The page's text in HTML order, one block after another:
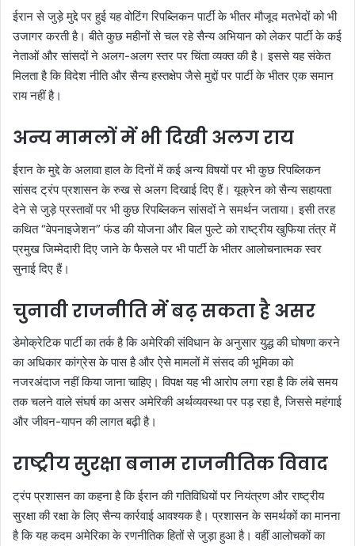
ईरान से जुड़े मुद्दे पर हुई यह वोटिंग रिपब्लिकन पार्टी के भीतर मौजूद मतभेदों को भी
उजागर करती है। बीते कुछ महीनों से चल रहे सैन्य अभियान को लेकर पार्टी के कई
नेताओं और सांसदों ने अलग-अलग स्तर पर चिंता व्यक्त की है। इससे यह संकेत
मिलता है कि विदेश नीति और सैन्य हस्तक्षेप जैसे मुद्दों पर पार्टी के भीतर एक समान
राय नहीं है।
अन्य मामलों में भी दिखी अलग राय
ईरान के मुद्दे के अलावा हाल के दिनों में कई अन्य विषयों पर भी कुछ रिपब्लिकन
सांसद ट्रंप प्रशासन के रुख से अलग दिखाई दिए हैं। यूक्रेन को सैन्य सहायता
देने से जुड़े प्रस्तावों पर भी कुछ रिपब्लिकन सांसदों ने समर्थन जताया। इसी तरह
कथित “वेपनाइजेशन” फंड की योजना और बिल पुल्टे को राष्ट्रीय खुफिया तंत्र में
प्रमुख जिम्मेदारी दिए जाने के फैसले पर भी पार्टी के भीतर आलोचनात्मक स्वर
सुनाई दिए हैं।
चुनावी राजनीति में बढ़ सकता है असर
डेमोक्रेटिक पार्टी का तर्क है कि अमेरिकी संविधान के अनुसार युद्ध की घोषणा करने
का अधिकार कांग्रेस के पास है और ऐसे मामलों में संसद की भूमिका को
नजरअंदाज नहीं किया जाना चाहिए। विपक्ष यह भी आरोप लगा रहा है कि लंबे समय
तक चलने वाले संघर्ष का असर अमेरिकी अर्थव्यवस्था पर पड़ रहा है, जिससे महंगाई
और जीवन-यापन की लागत बढ़ी है।
राष्ट्रीय सुरक्षा बनाम राजनीतिक विवाद
ट्रंप प्रशासन का कहना है कि ईरान की गतिविधियों पर नियंत्रण और राष्ट्रीय
सुरक्षा की रक्षा के लिए सैन्य कार्रवाई आवश्यक है। प्रशासन के समर्थकों का मानना
है कि यह कदम अमेरिका के रणनीतिक हितों से जुड़ा हुआ है। वहीं आलोचकों का